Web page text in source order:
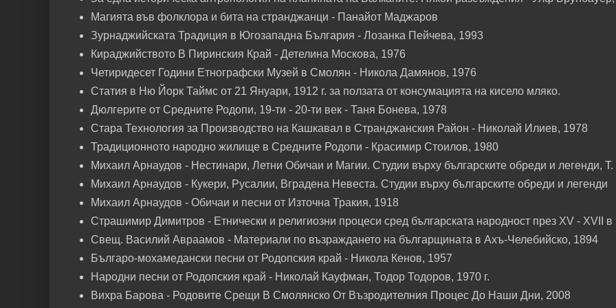
Магията във фолклора и бита на странджанци - Панайот Маджаров
Зурнаджийската Традиция в Югозападна България - Лозанка Пейчева, 1993
Кираджийството В Пиринския Край - Детелина Москова, 1976
Четиридесет Години Етнографски Музей в Смолян - Никола Дамянов, 1976
Статия в Ню Йорк Таймс от 21 Януари, 1912 г. за ползата от консумацията на кисело мляко.
Дюлгерите от Средните Родопи, 19-ти - 20-ти век - Таня Бонева, 1978
Стара Технология за Производство на Кашкавал в Странджанския Район - Николай Илиев, 1978
Традиционното народно жилище в Средните Родопи - Красимир Стоилов, 1980
Михаил Арнаудов - Нестинари, Летни Обичаи и Магии. Студии върху българските обреди и легенди, Т.
Михаил Арнаудов - Кукери, Русалии, Вградена Невеста. Студии върху българските обреди и легенди
Михаил Арнаудов - Обичаи и песни от Източна Тракия, 1918
Страшимир Димитров - Етнически и религиозни процеси сред българската народност през XV - XVII в
Свещ. Василий Авраамов - Материали по възраждането на българщината в Ахъ-Челебийско, 1894
Българо-мохамедански песни от Родопския край - Никола Кенов, 1957
Народни песни от Родопския край - Николай Кауфман, Тодор Тодоров, 1970 г.
Вихра Барова - Родовите Срещи В Смолянско От Възродителния Процес До Наши Дни, 2008